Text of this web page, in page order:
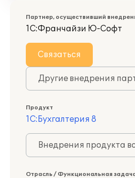
Партнер, осуществивший
1С:Франчайзи Ю-Софт
Связаться
Другие внедрения
Продукт
1С:Бухгалтерия 8
Внедрения продукта
Отрасль / Функциональная